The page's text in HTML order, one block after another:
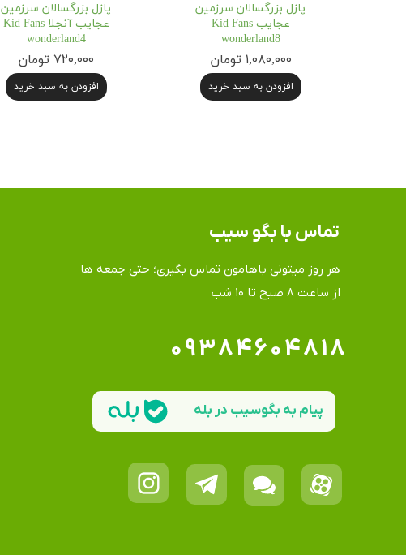
پازل بزرگسالان سرزمین
عجایب Kid Fans
wonderland8
۱,۰۸۰,۰۰۰ تومان
افزودن به سبد خرید
پازل بزرگسالان سرزمین
عجایب آنجلا Kid Fans
wonderland4
۷۲۰,۰۰۰ تومان
افزودن به سبد خرید
هر روز میتونی باهامون تماس بگیری؛ حتی جمعه ها
​​​​​​​از ساعت ۸ صبح تا ۱۰ شب
تماس​​​​​​​ با بگو سیب
۰۹۳۸۴۶۰۴۸۱۸
پیام به بگوسیب در بله